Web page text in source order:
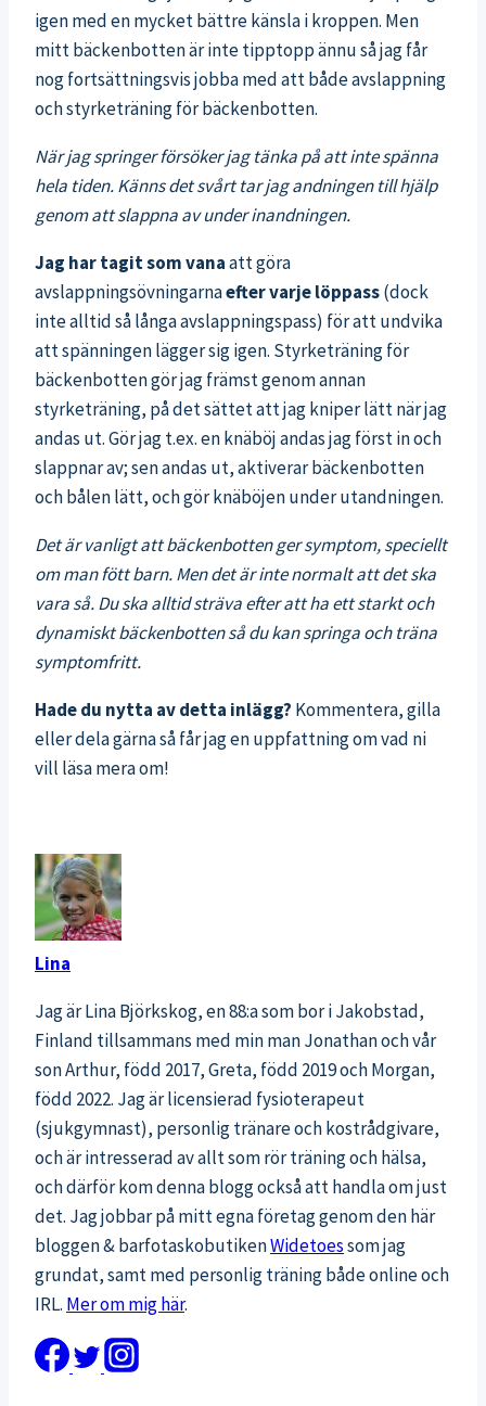
igen med en mycket bättre känsla i kroppen. Men
mitt bäckenbotten är inte tipptopp ännu så jag får
nog fortsättningsvis jobba med att både avslappning
och styrketräning för bäckenbotten.
När jag springer försöker jag tänka på att inte spänna
hela tiden. Känns det svårt tar jag andningen till hjälp
genom att slappna av under inandningen.
Jag har tagit som vanaatt göra
avslappningsövningarnaefter varje löppass(dock
inte alltid så långa avslappningspass) för att undvika
att spänningen lägger sig igen. Styrketräning för
bäckenbotten gör jag främst genom annan
styrketräning, på det sättet att jag kniper lätt när jag
andas ut. Gör jag t.ex. en knäböj andas jag först in och
slappnar av; sen andas ut, aktiverar bäckenbotten
och bålen lätt, och gör knäböjen under utandningen.
Det är vanligt att bäckenbotten ger symptom, speciellt
om man fött barn. Men det är inte normalt att det ska
vara så. Du ska alltid sträva efter att ha ett starkt och
dynamiskt bäckenbotten så du kan springa och träna
symptomfritt.
Hade du nytta av detta inlägg? Kommentera, gilla
eller dela gärna så får jag en uppfattning om vad ni
vill läsa mera om!
Lina
Jag är Lina Björkskog, en 88:a som bor i Jakobstad,
Finland tillsammans med min man Jonathan och vår
son Arthur, född 2017, Greta, född 2019 och Morgan,
född 2022. Jag är licensierad fysioterapeut
(sjukgymnast), personlig tränare och kostrådgivare,
och är intresserad av allt som rör träning och hälsa,
och därför kom denna blogg också att handla om just
det. Jag jobbar på mitt egna företag genom den här
bloggen & barfotaskobutikenWidetoessom jag
grundat, samt med personlig träning både online och
IRL. Mer om mig här.